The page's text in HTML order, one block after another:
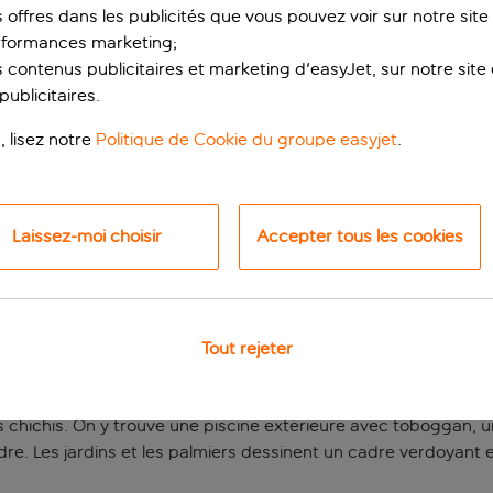
familles sous le
Garden est un excellent choix pour une escapade à la mer
antiques, l’amphithéâtre et le bazar de Sidé sont
tranquillement entre matinées à la plage, déjeuners
chichis. On y trouve une piscine extérieure avec
Les jardins et les palmiers dessinent un cadre verdoyant
offres dans les publicités que vous pouvez voir sur notre site
marketing;
contenus publicitaires et marketing d'easyJet, sur notre site
lisez notre Politique de Cookie du groupe easyjet.
Laissez-moi choisir Accepter tous les cookies
Tout rejeter